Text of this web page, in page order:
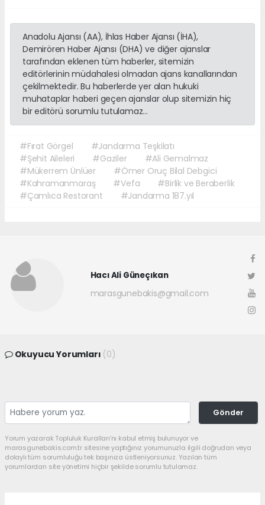
Anadolu Ajansı (AA), İhlas Haber Ajansı (İHA),
Demirören Haber Ajansı (DHA) ve diğer ajanslar
tarafından eklenen tüm haberler, sitemizin
editörlerinin müdahalesi olmadan ajans kanallarından
çekilmektedir. Bu haberlerde yer alan hukuki
muhataplar haberi geçen ajanslar olup sitemizin hiç
bir editörü sorumlu tutulamaz...
#Fırat Görgel
#Jandarma Teşkilatı
#Şehit Aileleri
#Gaziler
#Ali Gemalmaz
#Mükerrem Ünlüer
#Ömer Oruç Bilal Debgici
#Kahramanmaraş
#Vefa
#Birlik ve Beraberlik
#Çamlıca Restorant
#Jandarma 187.yıl
Hacı Ali Güneçıkan
marasgunebakis@gmail.com
Okuyucu Yorumları (0)
Gönder
Yorum yazarak Topluluk Kuralları’nı kabul etmiş bulunuyor ve
marasgunebakis.com.tr sitesine yaptığınız yorumunuzla ilgili doğrudan veya
dolaylı tüm sorumluluğu tek başınıza üstleniyorsunuz. Yazılan tüm
yorumlardan site yönetimi hiçbir şekilde sorumlu tutulamaz.